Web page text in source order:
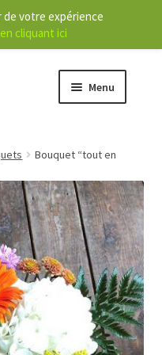
Menu
E
x
p
a
n
d
c
h
i
Bouquet “tout en
de votre expérience
en cliquant ici